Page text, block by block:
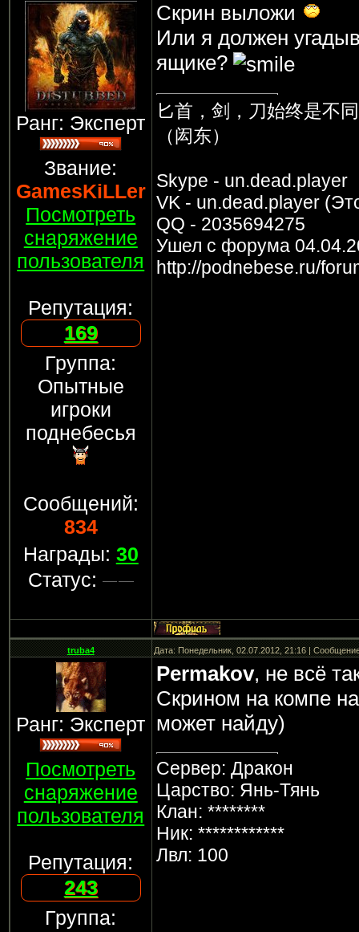
Ранг: Эксперт
Звание:
GamesKiLLer
Посмотреть
снаряжение
пользователя
Репутация:
169
Группа:
Опытные
игроки
поднебесья
Сообщений:
834
Награды: 30
Статус:
Скрин выложи
Или я должен
ящике?
匕首，剑，刀始终是不
（闳东）
Skype - un.dead.player
VK - un.dead.player
QQ - 2035694275
Ушел с форума
http://podnebese.ru/
truba4 Дата: Понедельник, 02.07.2012, 21:16 |
Ранг: Эксперт
Посмотреть
снаряжение
пользователя
Репутация:
243
Группа:
Permakov, не всё
Скрином на компе
может найду)
Сервер: Дракон
Царство: Янь-Тянь
Клан: ********
Ник: ************
Лвл: 100